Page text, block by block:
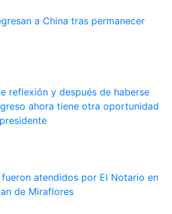
a China tras permanecer
reflexión y después de haberse
ahora tiene otra oportunidad
atendidos por El Notario en
de Miraflores